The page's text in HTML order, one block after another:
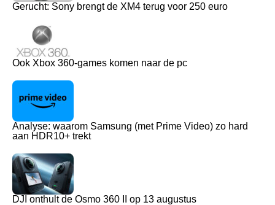
Gerucht: Sony brengt de XM4 terug voor 250 euro
Ook Xbox 360-games komen naar de pc
Analyse: waarom Samsung (met Prime Video) zo hard
aan HDR10+ trekt
DJI onthult de Osmo 360 II op 13 augustus